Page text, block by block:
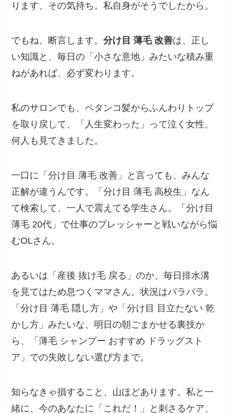
ります、その気持ち。私自身がそうでしたから。
でもね、断言します。分け目 薄毛 改善は、正し
い知識と、毎日の「小さな意地」みたいな積み重
ねがあれば、必ず変わります。
私のサロンでも、ペタンコ髪からふんわりトップ
を取り戻して、「人生変わった」って泣く女性、
何人も見てきました。
一口に「分け目 薄毛 改善」と言っても、みんな
正解が違うんです。「分け目 薄毛 高校生」なん
て検索して、一人で震えてる学生さん。「分け目
薄毛 20代」で仕事のプレッシャーと戦いながら悩
むOLさん。
あるいは「産後 抜け毛 戻る」のか、毎日排水溝
を見てはため息つくママさん。状況はバラバラ。
「分け目 薄毛 隠し方」や「分け目 目立たない 乾
かし方」みたいな、明日の朝ごまかせる裏技か
ら、「薄毛 シャンプー おすすめ ドラッグスト
ア」での失敗しない選び方まで。
知らなきゃ損すること、山ほどあります。私と一
緒に、今のあなたに「これだ！」と刺さるケア、